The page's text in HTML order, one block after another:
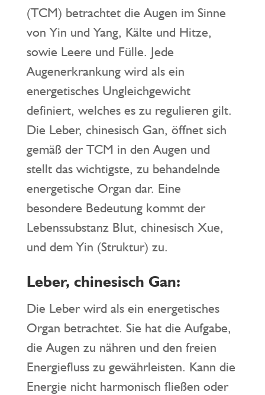
(TCM) betrachtet die Augen im Sinne
von Yin und Yang, Kälte und Hitze,
sowie Leere und Fülle. Jede
Augenerkrankung wird als ein
energetisches Ungleichgewicht
definiert, welches es zu regulieren gilt.
Die Leber, chinesisch Gan, öffnet sich
gemäß der TCM in den Augen und
stellt das wichtigste, zu behandelnde
energetische Organ dar. Eine
besondere Bedeutung kommt der
Lebenssubstanz Blut, chinesisch Xue,
und dem Yin (Struktur) zu.
Leber, chinesisch Gan:
Die Leber wird als ein energetisches
Organ betrachtet. Sie hat die Aufgabe,
die Augen zu nähren und den freien
Energiefluss zu gewährleisten. Kann die
Energie nicht harmonisch fließen oder